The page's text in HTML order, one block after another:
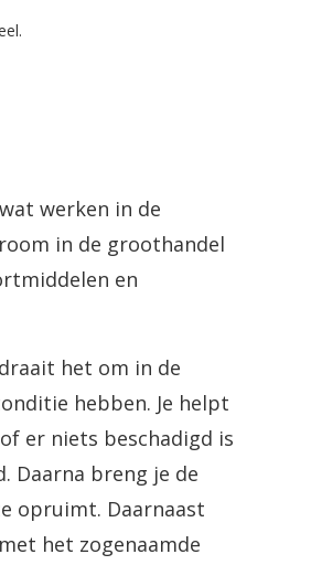
werken in de
in de groothandel
en
het om in de
hebben. Je helpt
er niets beschadigd is
Daarna breng je de
opruimt. Daarnaast